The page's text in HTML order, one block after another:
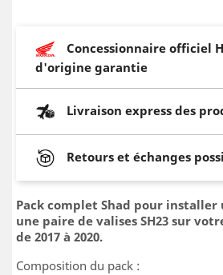
Concessionnaire officiel
d'origine garantie
Livraison express des
Retours et échanges
Pack complet Shad pour installer
une paire de valises SH23 sur
de 2017 à 2020.
Composition du pack :